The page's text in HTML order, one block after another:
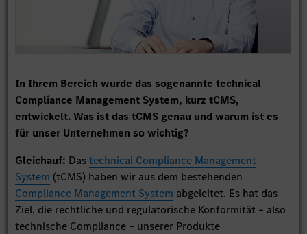
In Ihrem Bereich wurde das sogenannte technical
Compliance Management System, kurz tCMS,
entwickelt. Was ist das tCMS genau und warum ist es
für unser Unternehmen so wichtig?
Gleichauf: Dastechnical Compliance Management
System (tCMS) haben wir aus dem bestehenden
Compliance Management System abgeleitet. Es hat das
Ziel, die rechtliche und regulatorische Konformität – also
technische Compliance – unserer Produkte